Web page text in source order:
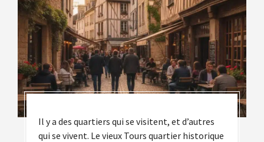
Il y a des quartiers qui se visitent, et d’autres
qui se vivent. Le vieux Tours quartier historique